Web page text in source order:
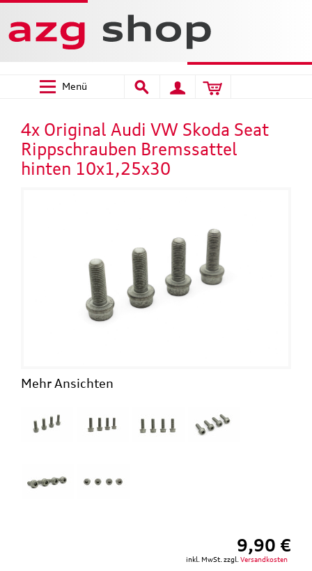
Menü
4x Original Audi VW Skoda Seat
Rippschrauben Bremssattel
hinten 10x1,25x30
Mehr Ansichten
9,90 €
inkl. MwSt. zzgl. Versandkosten